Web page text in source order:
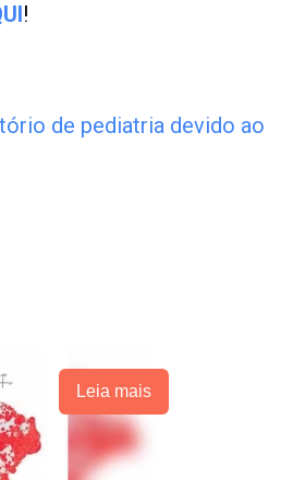
!
de pediatria devido ao
Leia mais